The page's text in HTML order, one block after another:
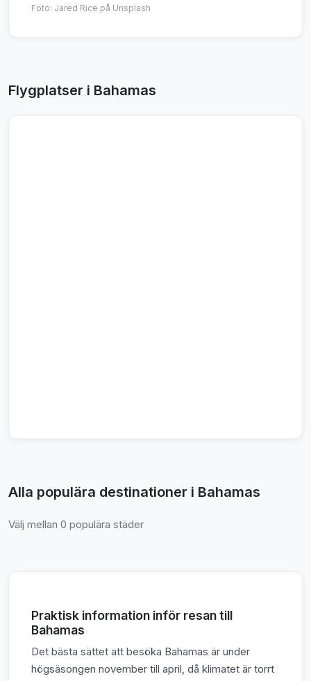
Foto: Jared Rice på Unsplash
Flygplatser i Bahamas
Alla populära destinationer i Bahamas
Välj mellan 0 populära städer
Praktisk information inför resan till
Bahamas
Det bästa sättet att besöka Bahamas är under
högsäsongen november till april, då klimatet är torrt